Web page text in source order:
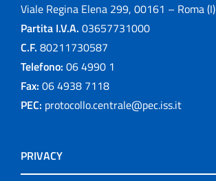
Viale Regina Elena 299, 00161 – Roma (I)
Partita I.V.A. 03657731000
C.F. 80211730587
Telefono: 06 4990 1
Fax: 06 4938 7118
PEC: protocollo.centrale@pec.iss.it
PRIVACY